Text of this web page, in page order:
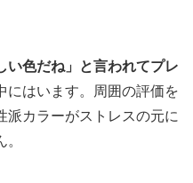
い色だね」と言われてプレ
にはいます。周囲の評価を
派カラーがストレスの元に